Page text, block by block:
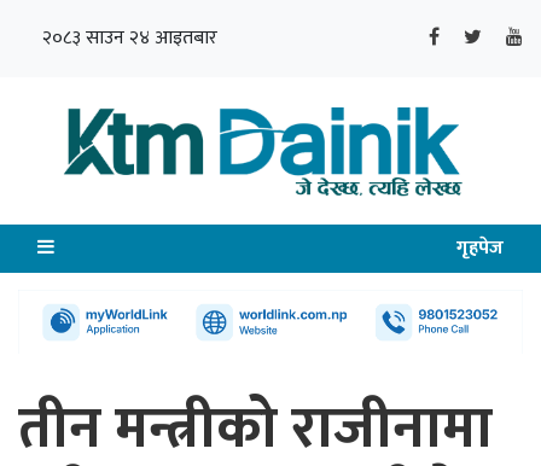
२०८३ साउन २४ आइतबार
गृहपेज
तीन मन्त्रीको राजीनामा